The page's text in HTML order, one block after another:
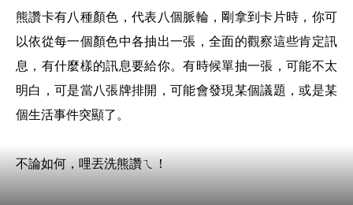
熊讚卡有八種顏色，代表八個脈輪，剛拿到卡片時，你可
以依從每一個顏色中各抽出一張，全面的觀察這些肯定訊
息，有什麼樣的訊息要給你。有時候單抽一張，可能不太
明白，可是當八張牌排開，可能會發現某個議題，或是某
個生活事件突顯了。
不論如何，哩丟洗熊讚ㄟ！